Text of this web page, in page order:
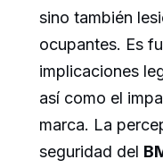
sino también
ocupantes. Es
implicaciones
así como el
marca. La
seguridad del